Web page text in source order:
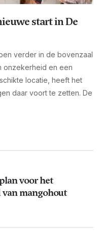
start in De
verder in de bovenzaal
onzekerheid en een
locatie, heeft het
daar voort te zetten. De
voor het
mangohout